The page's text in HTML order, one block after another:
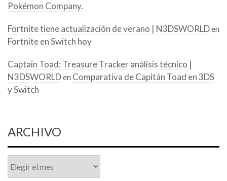
Pokémon Company.
Fortnite tiene actualización de verano | N3DSWORLDen
Fortnite en Switch hoy
Captain Toad: Treasure Tracker análisis técnico |
N3DSWORLDen Comparativa de Capitán Toad en 3DS
y Switch
ARCHIVO